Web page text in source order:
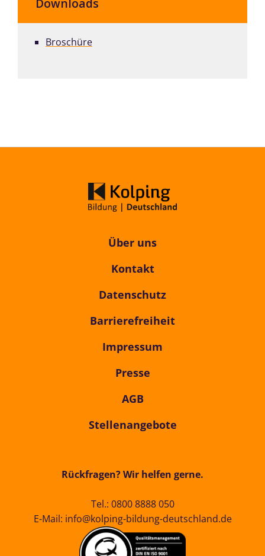
Downloads
Broschüre
Über uns
Kontakt
Datenschutz
Barrierefreiheit
Impressum
Presse
AGB
Stellenangebote
Rückfragen? Wir helfen gerne.
Tel.: 0800 8888 050
E-Mail: info@kolping-bildung-deutschland.de